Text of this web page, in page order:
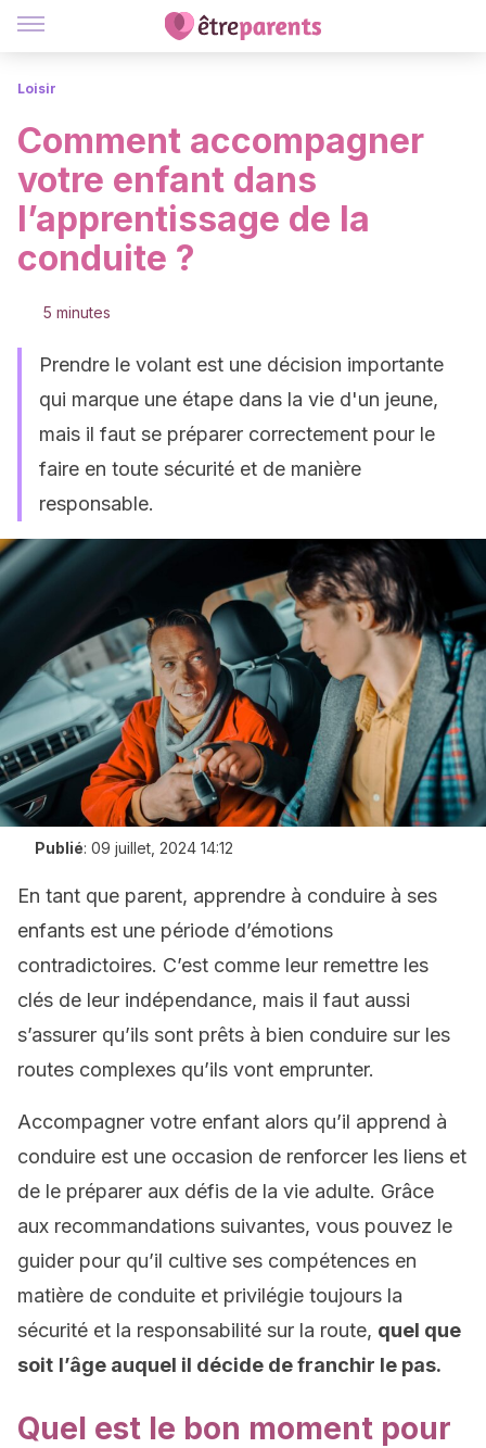
Loisir
Comment accompagner
votre enfant dans
l’apprentissage de la
conduite ?
5 minutes
Prendre le volant est une décision importante
qui marque une étape dans la vie d'un jeune,
mais il faut se préparer correctement pour le
faire en toute sécurité et de manière
responsable.
Publié: 09 juillet, 2024 14:12
En tant que parent, apprendre à conduire à ses
enfants est une période d’émotions
contradictoires. C’est comme leur remettre les
clés de leur indépendance, mais il faut aussi
s’assurer qu’ils sont prêts à bien conduire sur les
routes complexes qu’ils vont emprunter.
Accompagner votre enfant alors qu’il apprend à
conduire est une occasion de renforcer les liens et
de le préparer aux défis de la vie adulte. Grâce
aux recommandations suivantes, vous pouvez le
guider pour qu’il cultive ses compétences en
matière de conduite et privilégie toujours la
sécurité et la responsabilité sur la route, quel que
soit l’âge auquel il décide de franchir le pas.
Quel est le bon moment pour